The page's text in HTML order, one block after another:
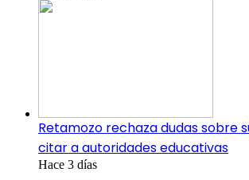
Retamozo rechaza dudas sobre
citar a autoridades educativas
Hace 3 días